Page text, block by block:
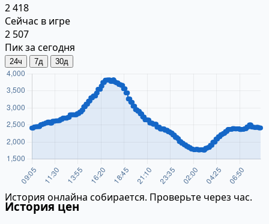
2 418
Сейчас в игре
2 507
Пик за сегодня
24ч 7д 30д
История онлайна собирается. Проверьте через час.
История цен